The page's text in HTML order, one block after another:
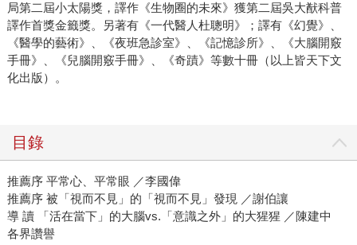
局第二屆小太陽獎，譯作《生物圈的未來》獲第二屆吳大猷科普
譯作首獎金籤獎。另著有《一代醫人杜聰明》；譯有《幻覺》、
《醫學的藝術》、《夜班急診室》、《記憶診所》、《大腦開竅
手冊》、《兒腦開竅手冊》、《奇蹟》等數十冊（以上皆天下文
化出版）。
目錄
推薦序 平常心、平常眼 ／李國偉
推薦序 被「視而不見」的「視而不見」發現 ／謝伯讓
導 讀 「活在當下」的大腦vs.「意識之外」的大猩猩 ／陳建中
各界讚譽